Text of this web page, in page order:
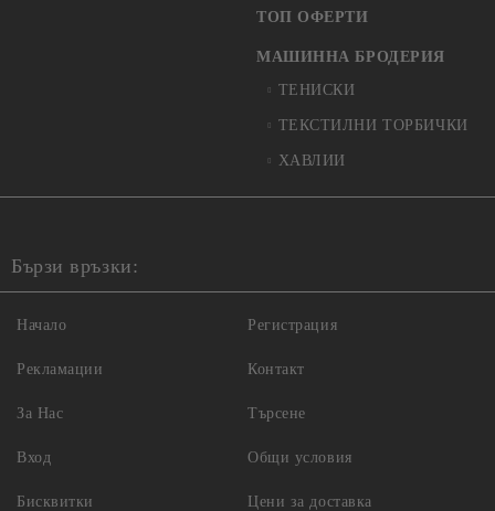
ТОП ОФЕРТИ
МАШИННА БРОДЕРИЯ
ТЕНИСКИ
ТЕКСТИЛНИ ТОРБИЧКИ
ХАВЛИИ
Бързи връзки:
Начало
Рекламации
За Нас
Вход
Регистрация
Контакт
Търсене
Общи условия
Бисквитки Цени за доставка